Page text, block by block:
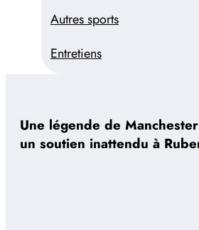
Autres sports
Entretiens
Une légende de
un soutien inattendu à